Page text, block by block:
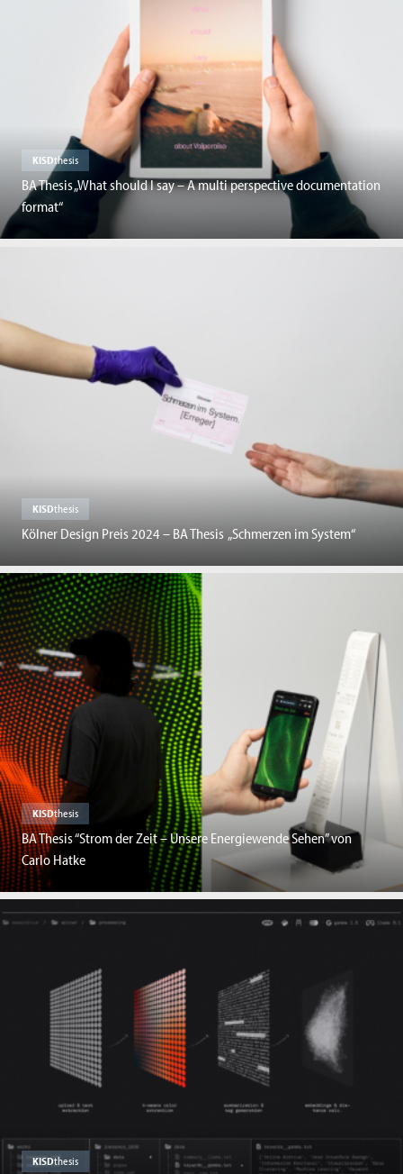
KISDthesis
BA Thesis „What should I say – A multi perspective documentation
format“
KISDthesis
Kölner Design Preis 2024 – BA Thesis „Schmerzen im System“
KISDthesis
BA Thesis “Strom der Zeit – Unsere Energiewende Sehen” von
Carlo Hatke
KISDthesis